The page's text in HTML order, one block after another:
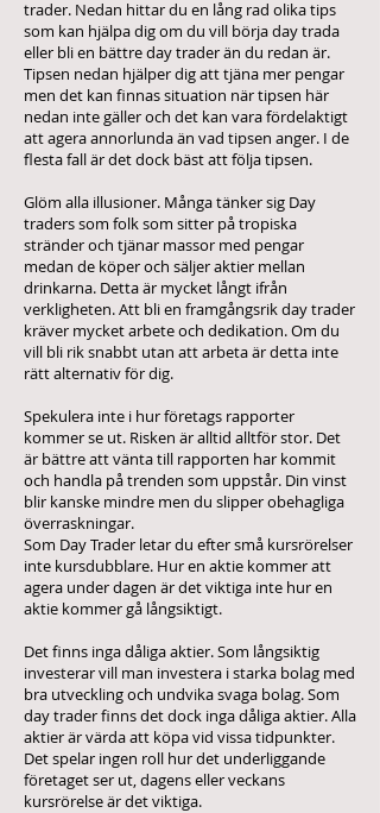
trader. Nedan hittar du en lång rad olika tips
som kan hjälpa dig om du vill börja day trada
eller bli en bättre day trader än du redan är.
Tipsen nedan hjälper dig att tjäna mer pengar
men det kan finnas situation när tipsen här
nedan inte gäller och det kan vara fördelaktigt
att agera annorlunda än vad tipsen anger. I de
flesta fall är det dock bäst att följa tipsen.
Glöm alla illusioner. Många tänker sig Day
traders som folk som sitter på tropiska
stränder och tjänar massor med pengar
medan de köper och säljer aktier mellan
drinkarna. Detta är mycket långt ifrån
verkligheten. Att bli en framgångsrik day trader
kräver mycket arbete och dedikation. Om du
vill bli rik snabbt utan att arbeta är detta inte
rätt alternativ för dig.
Spekulera inte i hur företags rapporter
kommer se ut. Risken är alltid alltför stor. Det
är bättre att vänta till rapporten har kommit
och handla på trenden som uppstår. Din vinst
blir kanske mindre men du slipper obehagliga
överraskningar.
Som Day Trader letar du efter små kursrörelser
inte kursdubblare. Hur en aktie kommer att
agera under dagen är det viktiga inte hur en
aktie kommer gå långsiktigt.
Det finns inga dåliga aktier. Som långsiktig
investerar vill man investera i starka bolag med
bra utveckling och undvika svaga bolag. Som
day trader finns det dock inga dåliga aktier. Alla
aktier är värda att köpa vid vissa tidpunkter.
Det spelar ingen roll hur det underliggande
företaget ser ut, dagens eller veckans
kursrörelse är det viktiga.